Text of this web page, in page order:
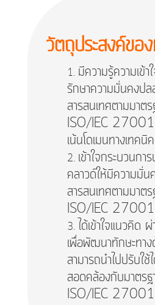
วัตถุประสงค์ขอ
มีความรู้ความเข้า
รักษาความมั่นคงป
สารสนเทศตามมาต
ISO/IEC
เน้นโดเมนทางเทคนิค
เข้าใจกระบวนกา
คลาวด์ให้มีความมั่
สารสนเทศตามมาต
ISO/IEC
ได้เข้าใจแนวคิด
เพื่อพัฒนาทักษะทา
สามารถนำไปปรับใช้
สอดคล้องกับมาตร
ISO/IEC